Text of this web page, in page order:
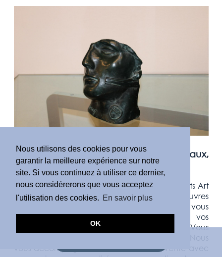
Nous utilisons des cookies pour vous
garantir la meilleure expérience sur notre
site. Si vous continuez à utiliser ce dernier,
nous considérerons que vous acceptez
l'utilisation des cookies. En savoir plus
OK
Estimation de vases chinois, tableaux,
bronzes et objets d’art à Saint-Étienne
Vous souhaitez connaître la valeur de vos objets Art
Nouveau, dessins anciens, vases chinois et oeuvres
vous
offre une estimationgratuiteen ligne de vos
Saint-Étienne
. Vous
vous accompagnons dans sa mise en vente avec